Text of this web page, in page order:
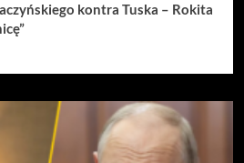
kontra Tuska – Rokita